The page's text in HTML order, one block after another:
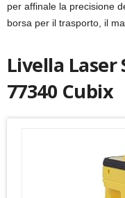
per affinale la precisione
borsa per il trasporto, il
Livella Laser
77340 Cubix